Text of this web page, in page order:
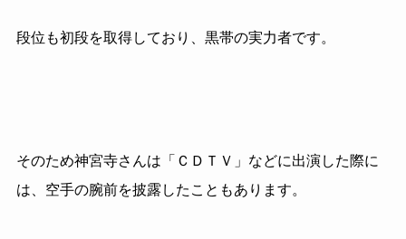
段位も初段を取得しており、黒帯の実力者です。
そのため神宮寺さんは「ＣＤＴＶ」などに出演した際に
は、空手の腕前を披露したこともあります。